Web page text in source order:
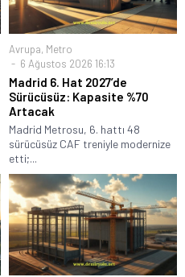
Avrupa, Metro
6 Ağustos 2026 16:13
Madrid 6. Hat 2027’de
Sürücüsüz: Kapasite %70
Artacak
Madrid Metrosu, 6. hattı 48
sürücüsüz CAF treniyle modernize
etti;...